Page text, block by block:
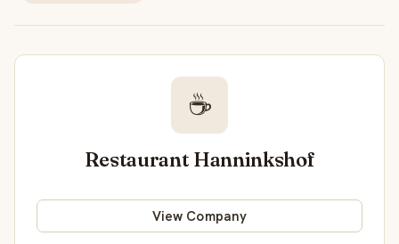
☕
Restaurant Hanninkshof
View Company